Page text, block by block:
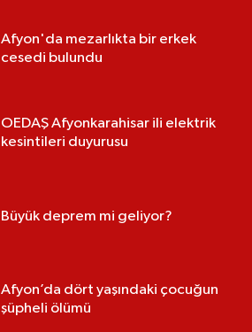
Afyon'da mezarlıkta bir erkek
cesedi bulundu
OEDAŞ Afyonkarahisar ili elektrik
kesintileri duyurusu
Büyük deprem mi geliyor?
Afyon’da dört yaşındaki çocuğun
şüpheli ölümü